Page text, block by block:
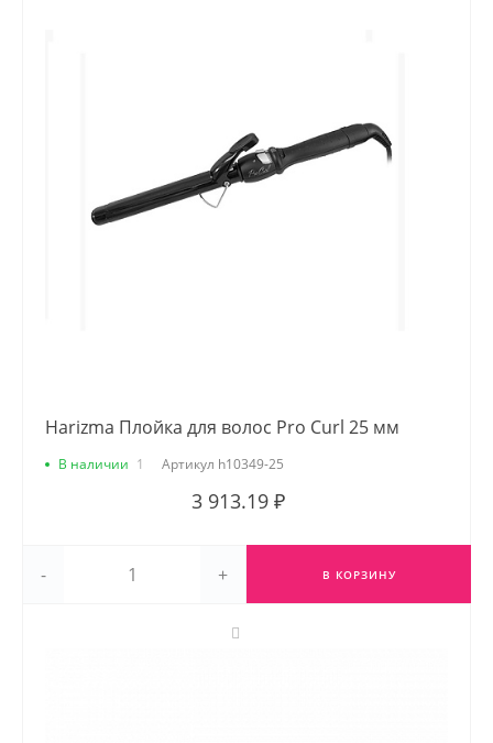
Harizma Плойка для волос Pro Curl 25 мм
В наличии 1 Артикул h10349-25
3 913.19 ₽
- + В КОРЗИНУ